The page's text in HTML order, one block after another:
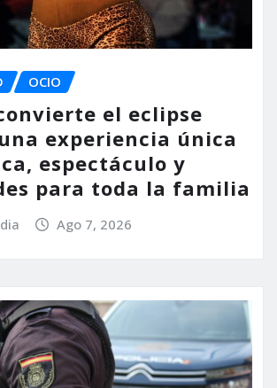
OCIO
el eclipse
experiencia única
espectáculo y
para toda la familia
Ago 7, 2026